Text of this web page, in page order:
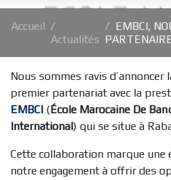
Accueil
Actualités
EMBCI,
Nous sommes ravis d’annoncer
premier partenariat avec la
EMBCI (École Marocaine De
International) qui se situe à
Cette collaboration marque une
notre engagement à offrir des